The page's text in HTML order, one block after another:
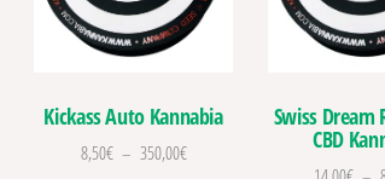
Kickass Auto Kannabia
8,50€ – 350,00€Plage de prix : 8,50€ à 350,00€
Swiss Dream
CBD